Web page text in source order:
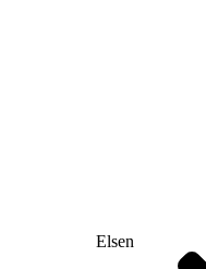
Elsen